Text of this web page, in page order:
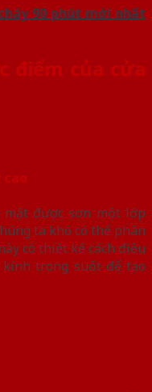
90 phút mới nhất
điểm của cửa
được sơn một lớp
ta khó có thể phân
có thiết kế cách điệu
trong suốt để tạo